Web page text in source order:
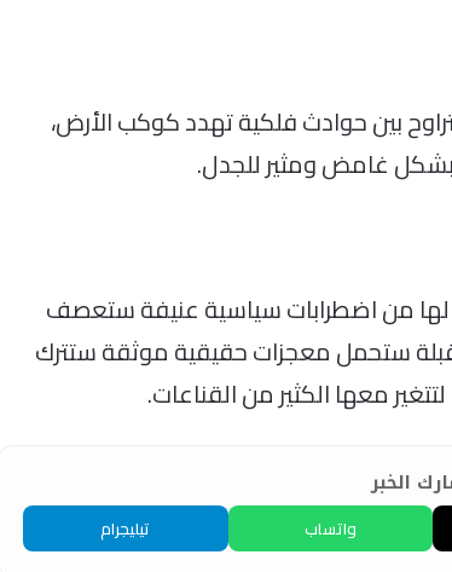
بين حوادث فلكية تهدد كوكب الأرض،
غامض ومثير للجدل.
لها من اضطرابات سياسية عنيفة ستعصف
ستحمل معجزات حقيقية موثقة ستترك
معها الكثير من القناعات.
الخبر
واتساب تيليجرام